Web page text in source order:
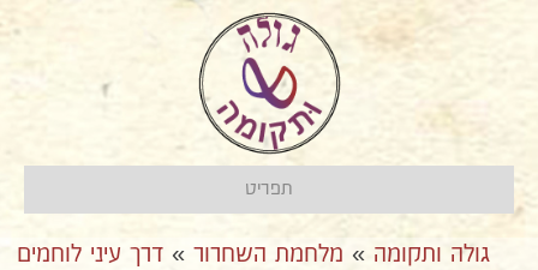
תפריט
גולה ותקומה » מלחמת השחרור » דרך עיני לוחמים